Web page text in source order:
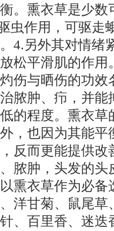
。熏衣草是少数
作用，可驱走
4.另外其对情绪
放松平滑肌的
伤与晒伤的功效
脓肿、疖，并能
的程度。熏衣草
，也因为其能平
反而更能提供改
脓肿，头发的头
熏衣草作为必备
甘菊、鼠尾草
、百里香、迷迭